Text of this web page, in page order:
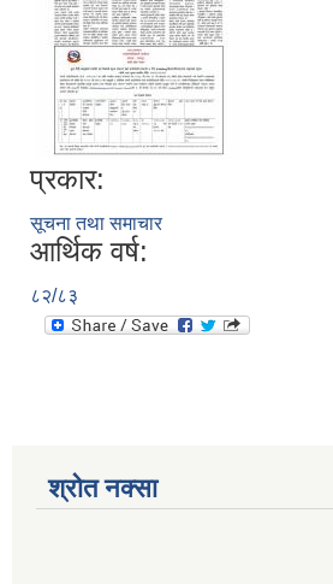
प्रकार:
सूचना तथा समाचार
आर्थिक वर्ष:
८२/८३
श्रोत नक्सा